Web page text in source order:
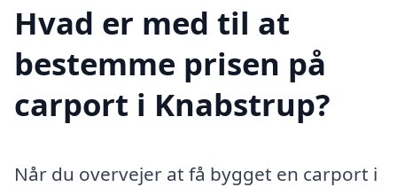
Hvad er med til at
bestemme prisen på
carport i Knabstrup?
Når du overvejer at få bygget en carport i